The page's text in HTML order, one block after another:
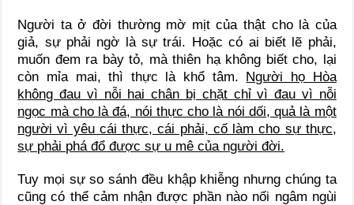
Người ta ở đời thường mờ mịt của thật cho là của
giả, sự phải ngờ là sự trái. Hoặc có ai biết lẽ phải,
muốn đem ra bày tỏ, mà thiên hạ không biết cho, lại
còn mỉa mai, thì thực là khổ tâm. Người họ Hòa
không đau vì nỗi hai chân bị chặt chỉ vì đau vì nỗi
ngọc mà cho là đá, nói thực cho là nói dối, quả là một
người vì yêu cái thực, cái phải, cố làm cho sự thực,
sự phải phá đổ được sự u mê của người đời.
Tuy mọi sự so sánh đều khập khiễng nhưng chúng ta
cũng có thể cảm nhận được phần nào nối ngâm ngùi